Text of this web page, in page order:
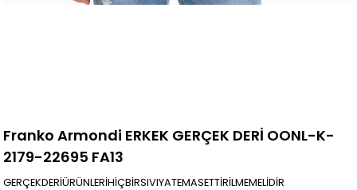
Franko Armondi ERKEK GERÇEK DERİ OONL-K-
2179-22695 FA13
GERÇEKDERİÜRÜNLERİHİÇBİRSIVIYATEMASETTİRİLMEMELİDİR